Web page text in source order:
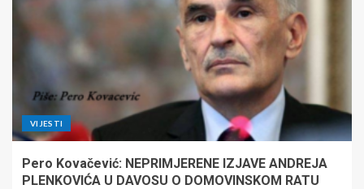
VIJESTI
Pero Kovačević: NEPRIMJERENE IZJAVE ANDREJA
PLENKOVIĆA U DAVOSU O DOMOVINSKOM RATU